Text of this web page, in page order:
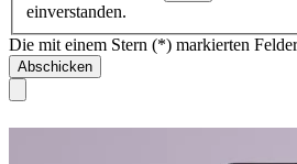
einverstanden.
Die mit einem Stern (*) markierten
Abschicken